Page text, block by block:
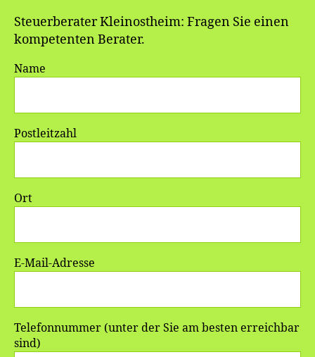
Steuerberater Kleinostheim: Fragen Sie einen
kompetenten Berater.
Name
Postleitzahl
Ort
E-Mail-Adresse
Telefonnummer (unter der Sie am besten erreichbar
sind)